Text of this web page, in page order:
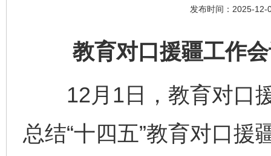
发布时间：2025-
教育对口援疆工作会
12月1日，教育对口援
总结“十四五”教育对口援